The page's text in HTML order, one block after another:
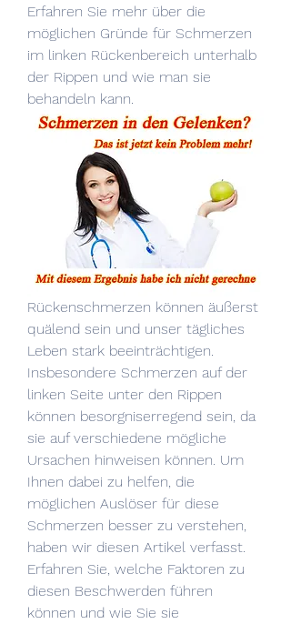
Erfahren Sie mehr über die
möglichen Gründe für Schmerzen
im linken Rückenbereich unterhalb
der Rippen und wie man sie
behandeln kann.
Rückenschmerzen können äußerst
quälend sein und unser tägliches
Leben stark beeinträchtigen.
Insbesondere Schmerzen auf der
linken Seite unter den Rippen
können besorgniserregend sein, da
sie auf verschiedene mögliche
Ursachen hinweisen können. Um
Ihnen dabei zu helfen, die
möglichen Auslöser für diese
Schmerzen besser zu verstehen,
haben wir diesen Artikel verfasst.
Erfahren Sie, welche Faktoren zu
diesen Beschwerden führen
können und wie Sie sie